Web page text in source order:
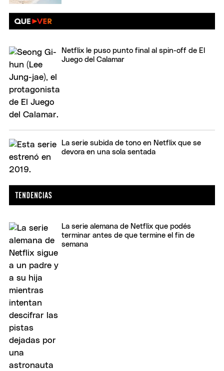
Netflix le puso punto final al spin-off de El
Juego del Calamar
La serie subida de tono en Netflix que se
devora en una sola sentada
La serie alemana de Netflix que podés
terminar antes de que termine el fin de
semana